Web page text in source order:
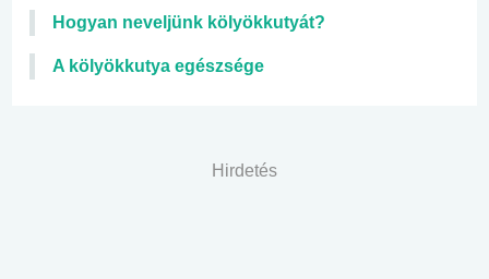
Hogyan neveljünk kölyökkutyát?
A kölyökkutya egészsége
Hirdetés